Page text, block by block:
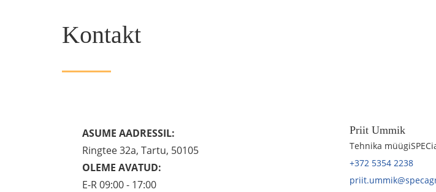
Kontakt
ASUME AADRESSIL:
Ringtee 32a, Tartu, 50105
OLEME AVATUD:
E-R 09:00 - 17:00
Priit Ummik
Tehnika
+372 5354 2238